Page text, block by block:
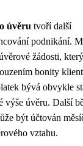
úvěru tvoří další
podnikání.
žádosti, který
bonity
bývá obvykle
výše úvěru. Další
být účtován
vztahu.